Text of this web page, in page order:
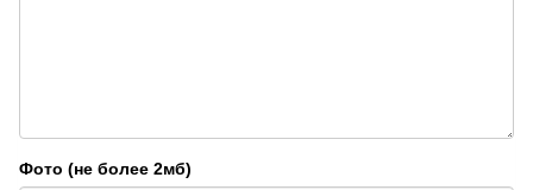
Фото (не более 2мб)